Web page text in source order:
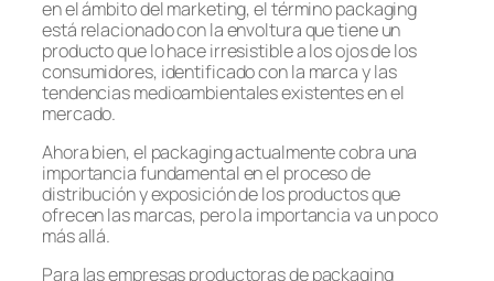
en el ámbito del marketing, el término packaging
está relacionado con la envoltura que tiene un
producto que lo hace irresistible a los ojos de los
consumidores, identificado con la marca y las
tendencias medioambientales existentes en el
mercado.
Ahora bien, el packaging actualmente cobra una
importancia fundamental en el proceso de
distribución y exposición de los productos que
ofrecen las marcas, pero la importancia va un poco
más allá.
Para las empresas productoras de packaging